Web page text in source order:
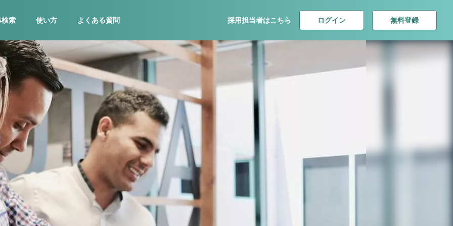
検索 使い方 よくある質問 採用担当者はこちら ログイン 無料登録